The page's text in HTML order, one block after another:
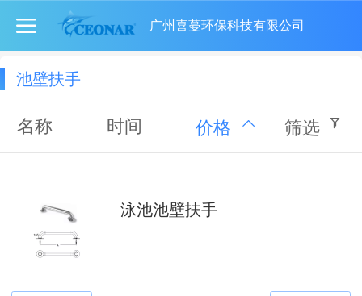
广州喜蔓环保科技有限公司
池壁扶手
名称 时间 价格 筛选
泳池池壁扶手